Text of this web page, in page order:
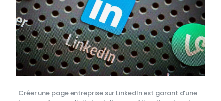
Créer une page entreprise sur LinkedIn est garant d’une